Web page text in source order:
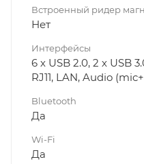
Встроенный ридер
Нет
Интерфейсы
6 х USB 2.0, 2 х USB
RJ11, LAN, Audio
Bluetooth
Да
Wi-Fi
Да